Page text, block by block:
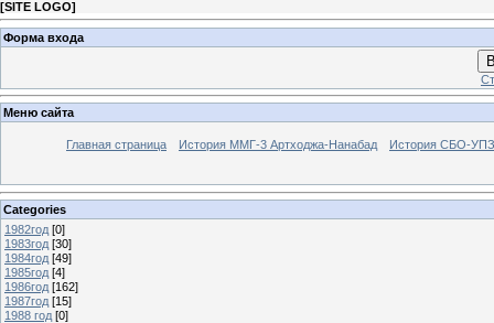
[SITE LOGO]
Форма входа
Меню сайта
Главная страница История ММГ-3 Артходжа-Нанабад История СБО-УПЗ
Categories
1982год [0]
1983год [30]
1984год [49]
1985год [4]
1986год [162]
1987год [15]
1988 год [0]